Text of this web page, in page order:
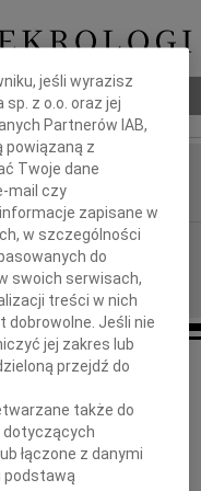
Kolegę i Przyjaciela
jeśli wyrazisz
z o.o. oraz jej
Partnerów IAB,
powiązaną z
Twoje dane
mail czy
zapisane w
w szczególności
do
swoich serwisach,
treści w nich
dobrowolne. Jeśli nie
jej zakres lub
przejdź do
także do
dotyczących
łączone z danymi
podstawą